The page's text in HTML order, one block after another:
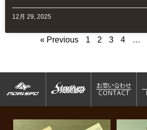
12月 29, 2025
« Previous 1 2 3 4 …